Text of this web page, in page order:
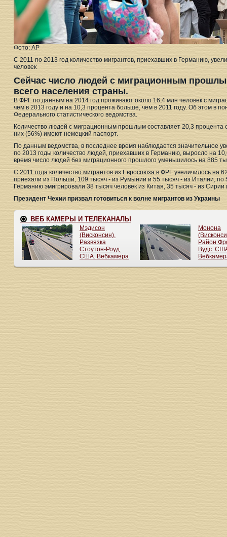
Фото: АР
С 2011 по 2013 год количество мигрантов, приехавших в Германию,
человек
Сейчас число людей с миграционным
всего населения страны.
В ФРГ по данным на 2014 год проживают около 16,4 млн человек с
чем в 2013 году и на 10,3 процента больше, чем в 2011 году. Об этом в
Федерального статистического ведомства.
Количество людей с миграционным прошлым составляет 20,3 процента
них (56%) имеют немецкий паспорт.
По данным ведомства, в последнее время наблюдается значительное
по 2013 годы количество людей, приехавших в Германию, выросло на
время число людей без миграционного прошлого уменьшилось на 885
С 2011 года количество мигрантов из Евросоюза в ФРГ увеличилось на
приехали из Польши, 109 тысяч - из Румынии и 55 тысяч - из Италии, по
Германию эмигрировали 38 тысяч человек из Китая, 35 тысяч - из
Президент Чехии призвал готовиться к волне мигрантов из Украины